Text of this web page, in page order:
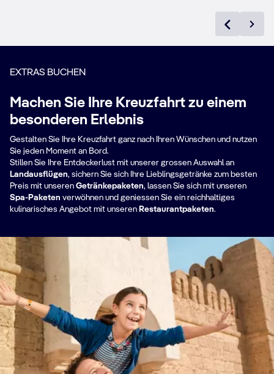
EXTRAS BUCHEN
Machen Sie Ihre Kreuzfahrt zu einem
besonderen Erlebnis
Gestalten Sie Ihre Kreuzfahrt ganz nach Ihren Wünschen und nutzen
Sie jeden Moment an Bord.
Stillen Sie Ihre Entdeckerlust mit unserer grossen Auswahl an
Landausflügen, sichern Sie sich Ihre Lieblingsgetränke zum besten
Preis mit unseren Getränkepaketen, lassen Sie sich mit unseren
Spa-Paketen​ verwöhnen und geniessen Sie ein reichhaltiges
kulinarisches Angebot mit unseren Restaurantpaketen.